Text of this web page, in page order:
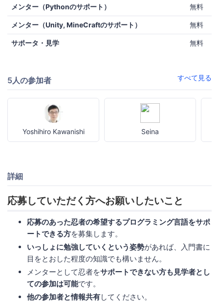
メンター（Pythonのサポート） 無料
メンター（Unity, MineCraftのサポート） 無料
サポータ・見学 無料
5人の参加者 すべて見る
Yoshihiro Kawanishi Seina
詳細
応募していただく方へお願いしたいこと
応募のあった忍者の希望するプログラミング言語をサポ
ートできる方を募集します。
いっしょに勉強していくという姿勢があれば、入門書に
目をとおした程度の知識でも構いません。
メンターとして忍者をサポートできない方も見学者とし
ての参加は可能です。
他の参加者と情報共有してください。